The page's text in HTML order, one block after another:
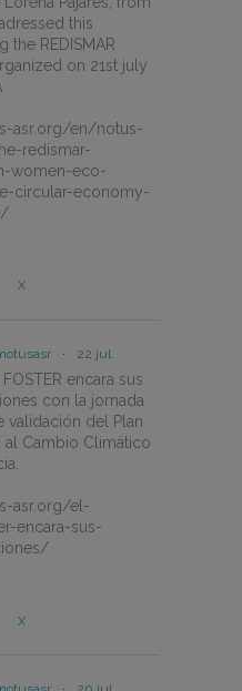
this
the REDISMAR
on 21st july
asr.org/en/notus-
redismar-
women-eco-
circular-economy-
X
· 22 jul.
encara sus
con la jornada
validación del Plan
al Cambio Climático
asr.org/el-
encara-sus-
X